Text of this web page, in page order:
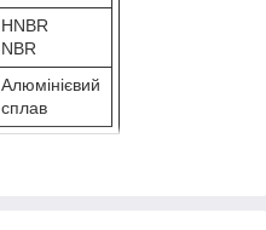
HNBR
NBR
Алюмінієвий
сплав